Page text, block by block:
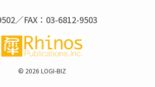
／FAX：03-6812-9503
© 2026 LOGI-BIZ